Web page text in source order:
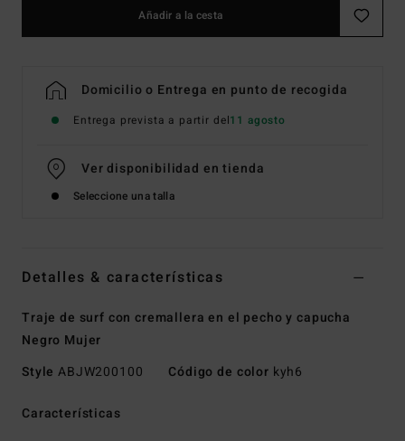
Añadir a la cesta
Domicilio o Entrega en punto de recogida
Entrega prevista a partir del11 agosto
Ver disponibilidad en tienda
Seleccione una talla
Detalles & características
Traje de surf con cremallera en el pecho y capucha
Negro Mujer
Style ABJW200100 Código de color kyh6
Características